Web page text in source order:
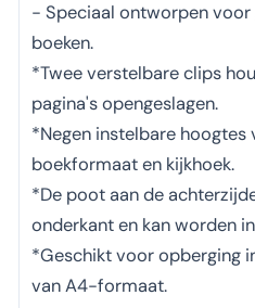
- Speciaal ontworpen
boeken.
*Twee verstelbare clips
pagina's opengeslagen.
*Negen instelbare hoogtes
boekformaat en kijkhoek.
*De poot aan de
onderkant en kan worden
*Geschikt voor opberging
van A4-formaat.